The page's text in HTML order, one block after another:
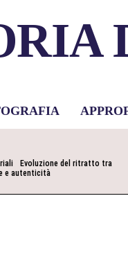
Evoluzione del ritratto tra
e autenticità